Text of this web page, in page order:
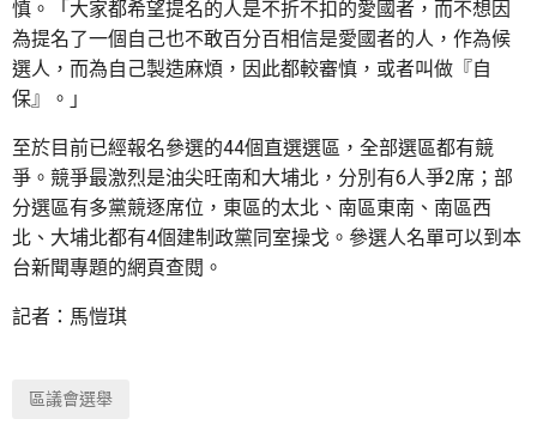
慎。「大家都希望提名的人是不折不扣的愛國者，而不想因
為提名了一個自己也不敢百分百相信是愛國者的人，作為候
選人，而為自己製造麻煩，因此都較審慎，或者叫做『自
保』。」
至於目前已經報名參選的44個直選選區，全部選區都有競
爭。競爭最激烈是油尖旺南和大埔北，分別有6人爭2席；部
分選區有多黨競逐席位，東區的太北、南區東南、南區西
北、大埔北都有4個建制政黨同室操戈。參選人名單可以到本
台新聞專題的網頁查閱。
記者：馬愷琪
區議會選舉